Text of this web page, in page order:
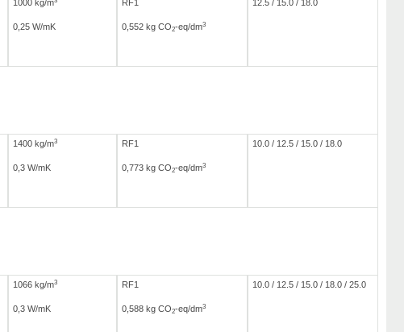
1000 kg/m RF1 12.5 / 15.0 / 18.0
0,25 W/mK 0,552 kg CO2-eq/dm3
1400 kg/m3 RF1 10.0 / 12.5 / 15.0 / 18.0
0,3 W/mK 0,773 kg CO2-eq/dm3
1066 kg/m3 RF1 10.0 / 12.5 / 15.0 / 18.0 / 25.0
0,3 W/mK 0,588 kg CO2-eq/dm3